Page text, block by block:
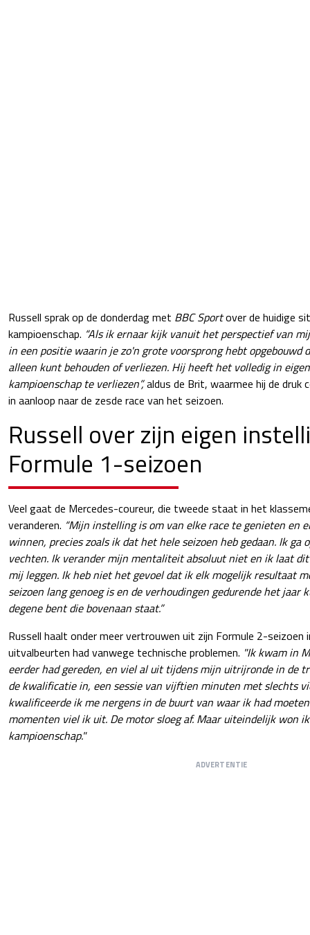
Russell sprak op de donderdag met BBC Sportover de huidige
kampioenschap. “Als ik ernaar kijk vanuit het perspectief van
in een positie waarin je zo'n grote voorsprong hebt opgebouwd
alleen kunt behouden of verliezen. Hij heeft het volledig in
kampioenschap te verliezen”,aldus de Brit, waarmee hij de
in aanloop naar de zesde race van het seizoen.
Russell over zijn eigen
Formule 1-seizoen
Veel gaat de Mercedes-coureur, die tweede staat in het
veranderen. “Mijn instelling is om van elke race te genieten en
winnen, precies zoals ik dat het hele seizoen heb gedaan. Ik ga
vechten. Ik verander mijn mentaliteit absoluut niet en ik laat
mij leggen. Ik heb niet het gevoel dat ik elk mogelijk resultaat
seizoen lang genoeg is en de verhoudingen gedurende het jaar
degene bent die bovenaan staat.”
Russell haalt onder meer vertrouwen uit zijn Formule 2-
uitvalbeurten had vanwege technische problemen. "Ik kwam in
eerder had gereden, en viel al uit tijdens mijn uitrijronde in de
de kwalificatie in, een sessie van vijftien minuten met slechts
kwalificeerde ik me nergens in de buurt van waar ik had
momenten viel ik uit. De motor sloeg af. Maar uiteindelijk won
kampioenschap."
ADVERTENTIE